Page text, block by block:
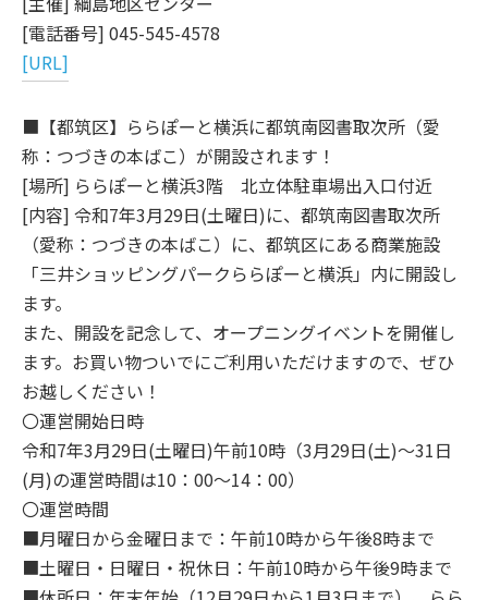
[電話番号] 045-545-4578
[URL]
■【都筑区】ららぽーと横浜に都筑南図書取次所（愛
称：つづきの本ばこ）が開設されます！
[場所] ららぽーと横浜3階 北立体駐車場出入口付近
[内容] 令和7年3月29日(土曜日)に、都筑南図書取次所
（愛称：つづきの本ばこ）に、都筑区にある商業施設
「三井ショッピングパークららぽーと横浜」内に開設し
ます。
また、開設を記念して、オープニングイベントを開催し
ます。お買い物ついでにご利用いただけますので、ぜひ
お越しください！
〇運営開始日時
令和7年3月29日(土曜日)午前10時（3月29日(土)～31日
(月)の運営時間は10：00～14：00）
〇運営時間
■月曜日から金曜日まで：午前10時から午後8時まで
■土曜日・日曜日・祝休日：午前10時から午後9時まで